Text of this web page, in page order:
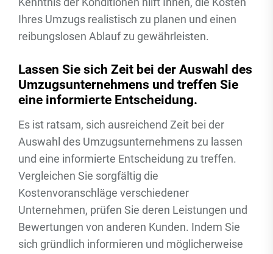
Ihres Umzugs realistisch zu planen und einen
reibungslosen Ablauf zu gewährleisten.
Lassen Sie sich Zeit bei der Auswahl des
Umzugsunternehmens und treffen Sie
eine informierte Entscheidung.
Es ist ratsam, sich ausreichend Zeit bei der
Auswahl des Umzugsunternehmens zu lassen
und eine informierte Entscheidung zu treffen.
Vergleichen Sie sorgfältig die
Kostenvoranschläge verschiedener
Unternehmen, prüfen Sie deren Leistungen und
Bewertungen von anderen Kunden. Indem Sie
sich gründlich informieren und möglicherweise